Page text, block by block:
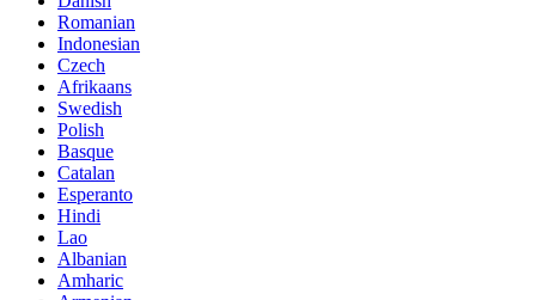
Romanian
Indonesian
Czech
Afrikaans
Swedish
Polish
Basque
Catalan
Esperanto
Hindi
Lao
Albanian
Amharic